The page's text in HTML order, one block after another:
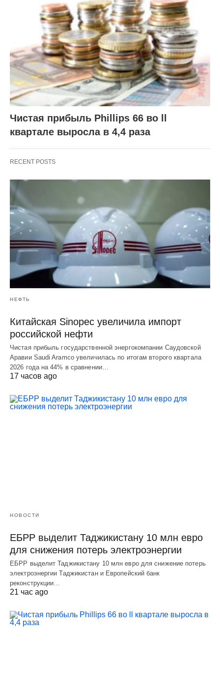
Чистая прибыль Phillips 66 во ll
квартале выросла в 4,4 раза
RECENT POSTS
НЕФТЬ
Китайская Sinopec увеличила импорт
российской нефти
Чистая прибыль государственной энергокомпании Саудовской
Аравии Saudi Aramco увеличилась по итогам второго квартала
2026 года на 44% в сравнении…
17 часов ago
НОВОСТИ
ЕБРР выделит Таджикистану 10 млн евро
для снижения потерь электроэнергии
ЕБРР выделит Таджикистану 10 млн евро для снижение потерь
электроэнергии Таджикистан и Европейский банк
реконструкции…
21 час ago